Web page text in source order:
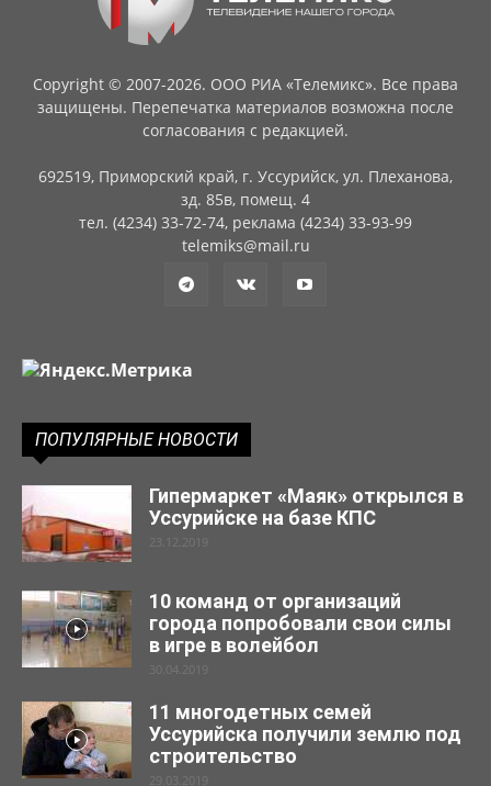
Copyright © 2007-2026. ООО РИА «Телемикс». Все права
защищены. Перепечатка материалов возможна после
согласования с редакцией.
692519, Приморский край, г. Уссурийск, ул. Плеханова,
зд. 85в, помещ. 4
тел. (4234) 33-72-74, реклама (4234) 33-93-99
telemiks@mail.ru
ПОПУЛЯРНЫЕ НОВОСТИ
Гипермаркет «Маяк» открылся в
Уссурийске на базе КПС
23.12.2019
10 команд от организаций
города попробовали свои силы
в игре в волейбол
30.04.2019
11 многодетных семей
Уссурийска получили землю под
строительство
29.03.2019